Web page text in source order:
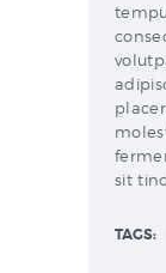
sit
TAGS: